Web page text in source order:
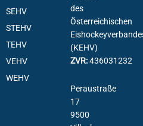
SEHV
STEHV
TEHV
VEHV
WEHV
des
Österreichischen
(KEHV)
ZVR:436031232
Peraustraße
17
9500